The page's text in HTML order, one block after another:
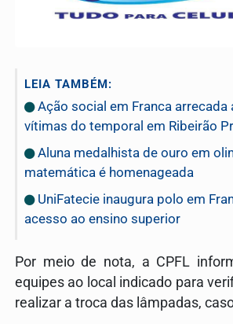
LEIA TAMBÉM:
Ação social em Franca arrecada
vítimas do temporal em Ribeirão
Aluna medalhista de ouro em
matemática é homenageada
UniFatecie inaugura polo em
acesso ao ensino superior
Por meio de nota, a CPFL
equipes ao local indicado para
realizar a troca das lâmpadas,